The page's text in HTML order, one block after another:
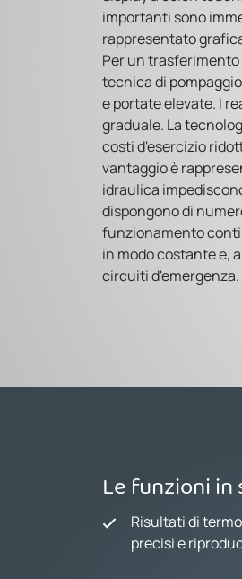
importanti sono
rappresentato
Per un
tecnica di
e portate elevate. I
graduale. La
costi d'esercizio
vantaggio è
idraulica
dispongono di
funzionamento
in modo costante e,
circuiti d'emergenza.
Le funzioni in
Risultati di
precisi e